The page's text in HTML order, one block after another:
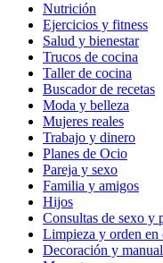
Nutrición
Ejercicios y fitness
Salud y bienestar
Trucos de cocina
Taller de cocina
Buscador de recetas
Moda y belleza
Mujeres reales
Trabajo y dinero
Planes de Ocio
Pareja y sexo
Familia y amigos
Hijos
Consultas de sexo y
Limpieza y orden en
Decoración y